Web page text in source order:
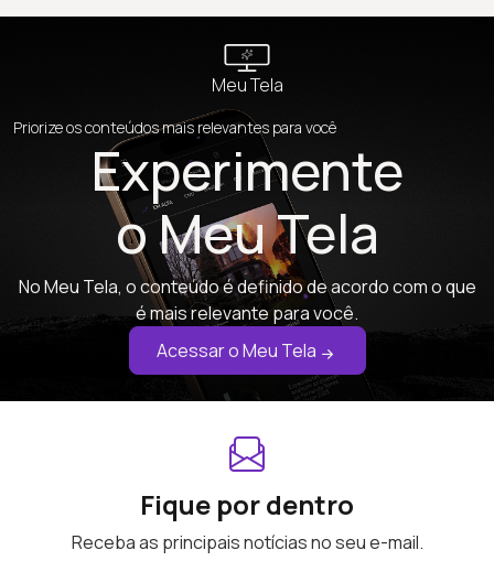
Meu Tela
Priorize os conteúdos mais relevantes para você
Experimente
o Meu Tela
No Meu Tela, o conteúdo é definido de acordo com o que
é mais relevante para você.
Acessar o Meu Tela
Fique por dentro
Receba as principais notícias no seu e-mail.